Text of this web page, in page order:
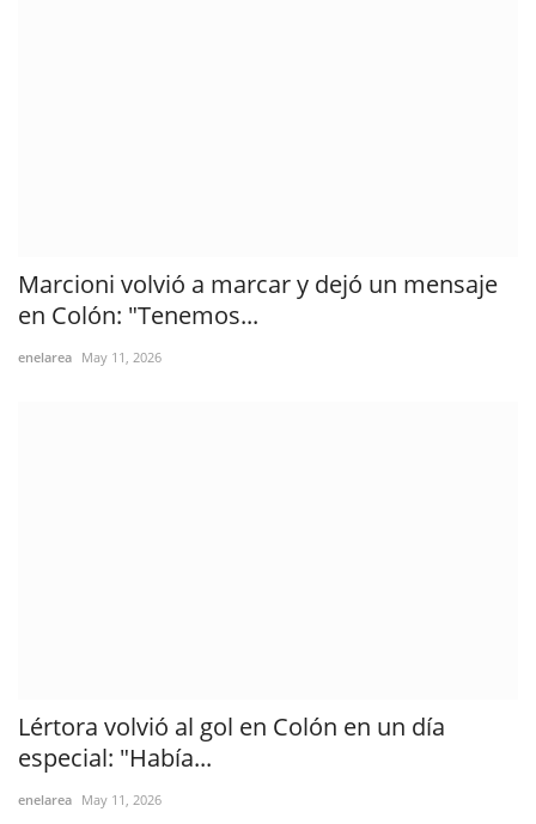
Marcioni volvió a marcar y dejó un mensaje
en Colón: "Tenemos...
enelarea May 11, 2026
Lértora volvió al gol en Colón en un día
especial: "Había...
enelarea May 11, 2026